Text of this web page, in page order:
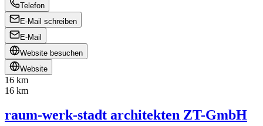
Telefon
E-Mail schreiben
E-Mail
Website besuchen
Website
16 km
16 km
raum-werk-stadt architekten ZT-GmbH